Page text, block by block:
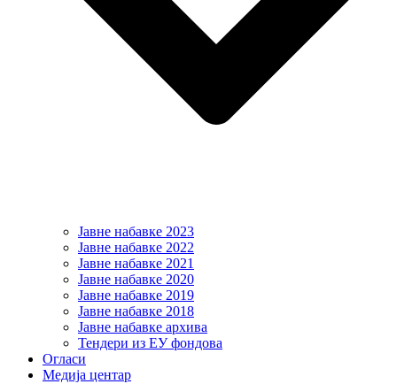
Јавне набавке 2023
Јавне набавке 2022
Јавне набавке 2021
Јавне набавке 2020
Јавне набавке 2019
Јавне набавке 2018
Јавне набавке архива
Тендери из ЕУ фондова
Огласи
Медија центар